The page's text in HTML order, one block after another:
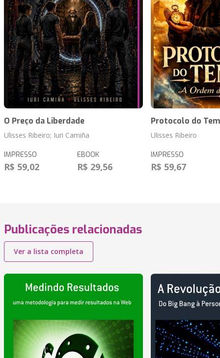
O Preço da Liberdade
Ulisses Ribeiro; Iuri Camiña
IMPRESSO
R$ 59,02
EBOOK
R$ 29,56
Protocolo do
Ulisses Ribeiro
IMPRESSO
R$ 59,67
Publicações relacionadas
Ver a lista completa